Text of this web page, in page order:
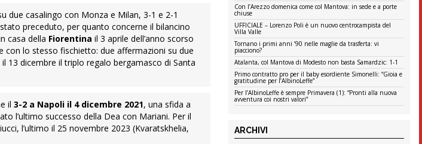
due casalingo con Monza e Milan, 3-1 e 2-1
preceduto, per quanto concerne il bilancino
casa della Fiorentina il 3 aprile dell’anno scorso
con lo stesso fischietto: due affermazioni su due
13 dicembre il triplo regalo bergamasco di Santa
il3-2 a Napoli il 4 dicembre 2021, una sfida a
l’ultimo successo della Dea con Mariani. Per il
l’ultimo il 25 novembre 2023 (Kvaratskhelia,
Con l’Arezzo domenica come col Mantova: in sede e a porte
chiuse
UFFICIALE – Lorenzo Poli è un nuovo centrocampista del
Villa Valle
Tornano i primi anni ’90 nelle maglie da trasferta: vi
piacciono?
Atalanta, col Mantova di Modesto non basta Samardzic: 1-1
Primo contratto pro per il baby esordiente Simonelli: “Gioia e
gratitudine per l’AlbinoLeffe”
Per l’AlbinoLeffe è sempre Primavera (1): “Pronti alla nuova
avventura coi nostri valori”
ARCHIVI